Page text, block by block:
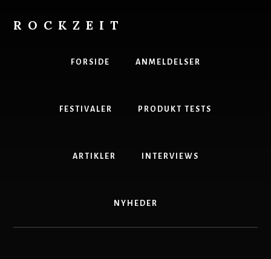
content
ROCKZEIT
FORSIDE ANMELDELSER
FESTIVALER PRODUKT TESTS
ARTIKLER INTERVIEWS
NYHEDER